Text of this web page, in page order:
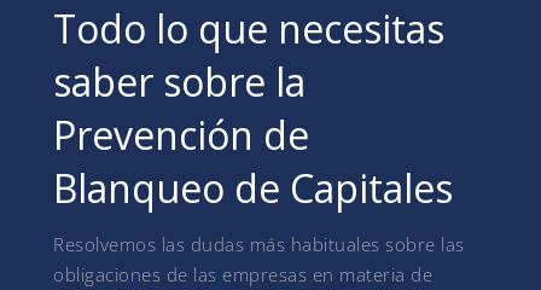
Todo lo que necesitas
saber sobre la
Prevención de
Blanqueo de Capitales
Resolvemos las dudas más habituales sobre las
obligaciones de las empresas en materia de